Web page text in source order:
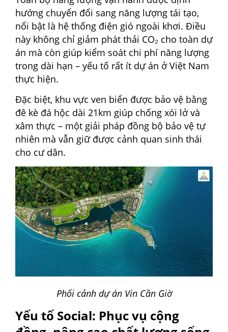
hướng chuyển đổi sang năng lượng tái tạo,
nổi bật là hệ thống điện gió ngoài khơi. Điều
này không chỉ giảm phát thải CO₂ cho toàn dự
án mà còn giúp kiểm soát chi phí năng lượng
trong dài hạn – yếu tố rất ít dự án ở Việt Nam
thực hiện.
Đặc biệt, khu vực ven biển được bảo vệ bằng
đê kè đá hộc dài 21km giúp chống xói lở và
xâm thực – một giải pháp đồng bộ bảo vệ tự
nhiên mà vẫn giữ được cảnh quan sinh thái
cho cư dân.
Phối cảnh dự án Vin Cần Giờ
Yếu tố Social: Phục vụ cộng